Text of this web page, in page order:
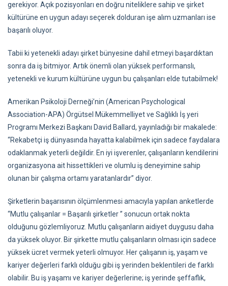
gerekiyor. Açık pozisyonları en doğru niteliklere sahip ve şirket
kültürüne en uygun adayı seçerek dolduran işe alım uzmanları ise
başarılı oluyor.
Tabii ki yetenekli adayı şirket bünyesine dahil etmeyi başardıktan
sonra da iş bitmiyor. Artık önemli olan yüksek performanslı,
yetenekli ve kurum kültürüne uygun bu çalışanları elde tutabilmek!
Amerikan Psikoloji Derneği’nin (American Psychological
Association-APA) Örgütsel Mükemmelliyet ve Sağlıklı İş yeri
Programı Merkezi Başkanı David Ballard, yayınladığı bir makalede:
“Rekabetçi iş dünyasında hayatta kalabilmek için sadece faydalara
odaklanmak yeterli değildir. En iyi işverenler, çalışanların kendilerini
organizasyona ait hissettikleri ve olumlu iş deneyimine sahip
olunan bir çalışma ortamı yaratanlardır” diyor.
Şirketlerin başarısının ölçümlenmesi amacıyla yapılan anketlerde
“Mutlu çalışanlar = Başarılı şirketler ” sonucun ortak nokta
olduğunu gözlemliyoruz. Mutlu çalışanların aidiyet duygusu daha
da yüksek oluyor. Bir şirkette mutlu çalışanların olması için sadece
yüksek ücret vermek yeterli olmuyor. Her çalışanın iş, yaşam ve
kariyer değerleri farklı olduğu gibi iş yerinden beklentileri de farklı
olabilir. Bu iş yaşamı ve kariyer değerlerine; iş yerinde şeffaflık,